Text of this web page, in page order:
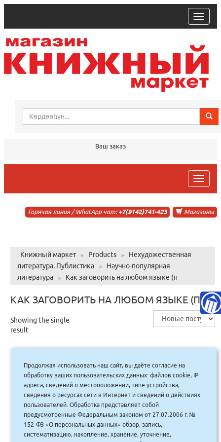
trk
Ваш заказ
trk
Магазины
Горячая линия / WhatApp чат: +7(9142)741-423
Книжный маркет » Products »
Нехудожественная
литература. Публистика
»
Научно-популярная
литература
» Как заговорить на любом языке (п
КАК ЗАГОВОРИТЬ НА ЛЮБОМ ЯЗЫКЕ (П
Showing the single
result
Как заговорить на любом языке (п/тв.)
925.00руб.
833 руб.
Купить
Продолжая использовать наш сайт, вы даёте согласие на
обработку ваших пользовательских данных: файлов cookie, IP
адреса, сведений о местоположении, типе устройства,
сведения о ресурсах сети в Интернет и сведений о действиях
пользователей. Обработка представляет собой
предусмотренные Федеральным законом от 27.07.2006 г. №
152-ФЗ «О персональных данных» обзор, запись,
систематизацию, накопление, хранение, уточнение,